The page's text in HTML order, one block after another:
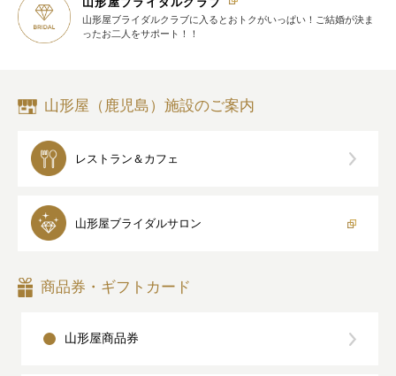
山形屋ブライダルクラブに入ると おトクがいっぱい！ ご結婚が決ま
ったお二人をサポート！！
山形屋（鹿児島）施設のご案内
レストラン＆カフェ
山形屋ブライダルサロン
商品券・ギフトカード
山形屋商品券